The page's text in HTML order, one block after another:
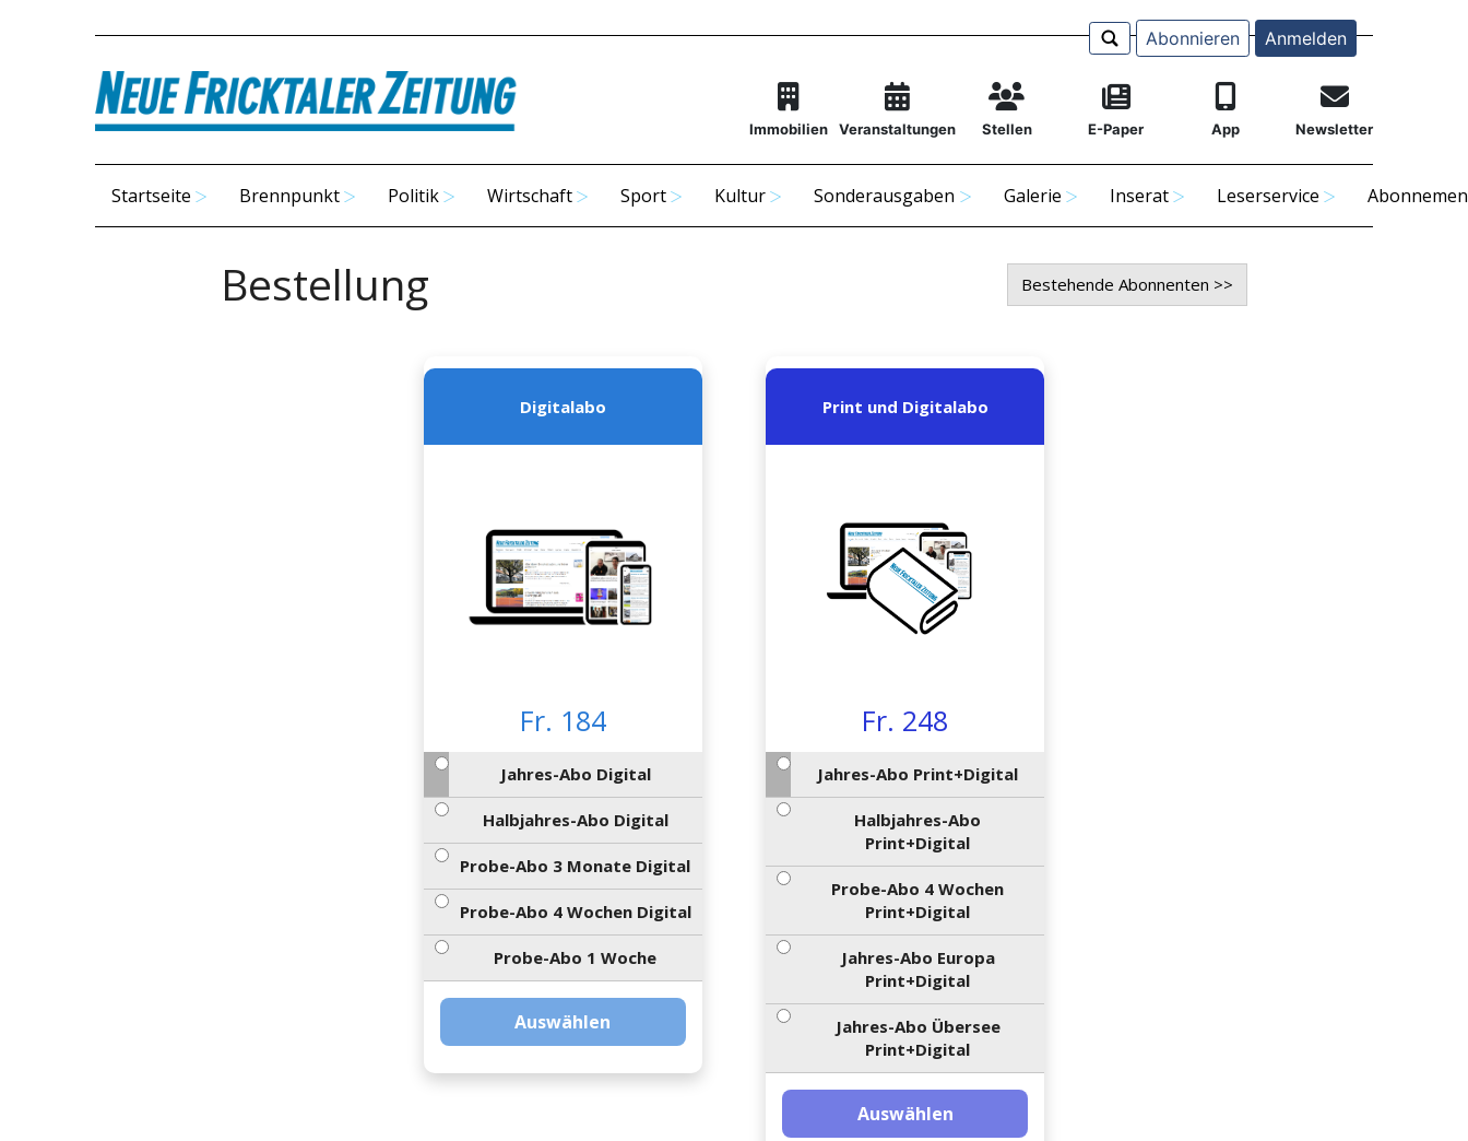
Abonnieren Anmelden
Immobilien Veranstaltungen Stellen E-Paper App Newsletter
Startseite Brennpunkt Politik Wirtschaft Sport Kultur Sonderausgaben Galerie Inserat Leserservice